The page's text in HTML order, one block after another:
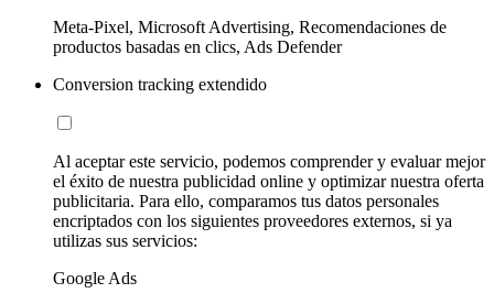
Meta-Pixel, Microsoft Advertising, Recomendaciones de
productos basadas en clics, Ads Defender
Conversion tracking extendido
Al aceptar este servicio, podemos comprender y evaluar mejor
el éxito de nuestra publicidad online y optimizar nuestra oferta
publicitaria. Para ello, comparamos tus datos personales
encriptados con los siguientes proveedores externos, si ya
utilizas sus servicios:
Google Ads